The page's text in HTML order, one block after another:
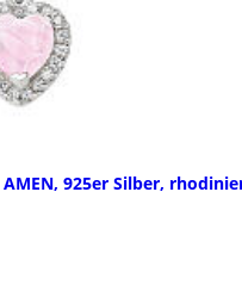
925er Silber,